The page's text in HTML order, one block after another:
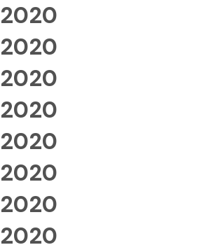
2020
2020
2020
2020
2020
2020
2020
2020